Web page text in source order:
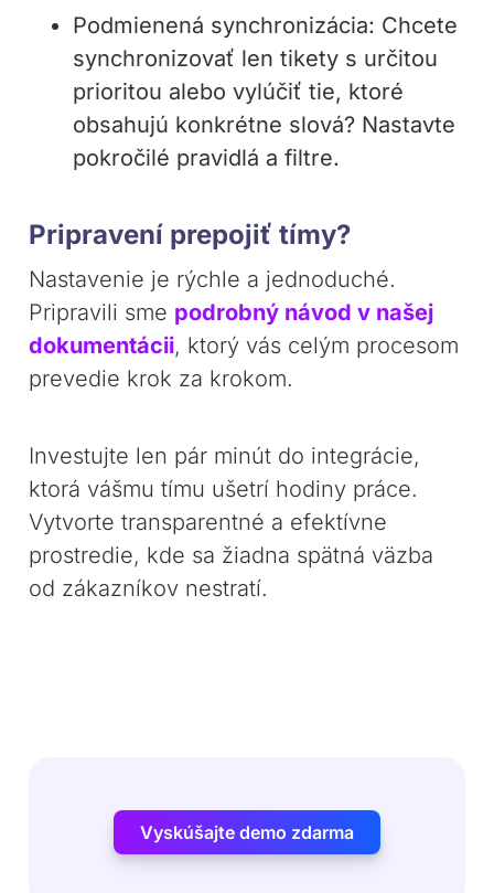
Podmienená synchronizácia: Chcete
synchronizovať len tikety s určitou
prioritou alebo vylúčiť tie, ktoré
obsahujú konkrétne slová? Nastavte
pokročilé pravidlá a filtre.
Pripravení prepojiť tímy?
Nastavenie je rýchle a jednoduché.
Pripravili sme podrobný návod v našej
dokumentácii, ktorý vás celým procesom
prevedie krok za krokom.
Investujte len pár minút do integrácie,
ktorá vášmu tímu ušetrí hodiny práce.
Vytvorte transparentné a efektívne
prostredie, kde sa žiadna spätná väzba
od zákazníkov nestratí.
Vyskúšajte demo zdarma